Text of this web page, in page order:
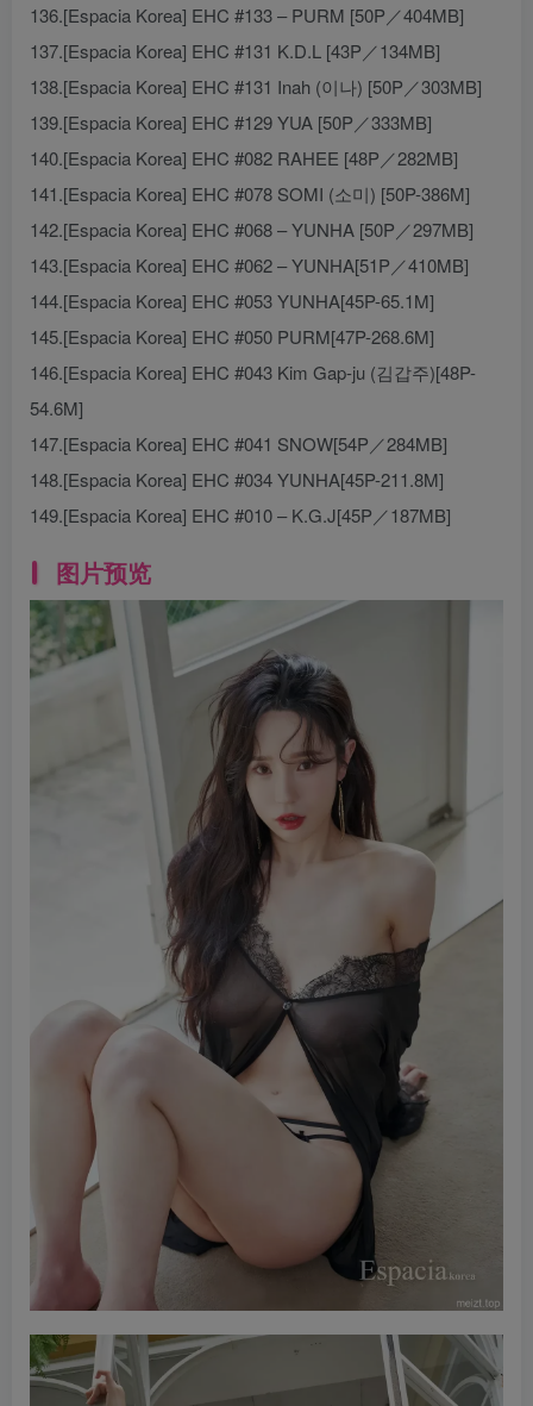
136.[Espacia Korea] EHC #133 – PURM [50P／404MB]
137.[Espacia Korea] EHC #131 K.D.L [43P／134MB]
138.[Espacia Korea] EHC #131 Inah (이나) [50P／303MB]
139.[Espacia Korea] EHC #129 YUA [50P／333MB]
140.[Espacia Korea] EHC #082 RAHEE [48P／282MB]
141.[Espacia Korea] EHC #078 SOMI (소미) [50P-386M]
142.[Espacia Korea] EHC #068 – YUNHA [50P／297MB]
143.[Espacia Korea] EHC #062 – YUNHA[51P／410MB]
144.[Espacia Korea] EHC #053 YUNHA[45P-65.1M]
145.[Espacia Korea] EHC #050 PURM[47P-268.6M]
146.[Espacia Korea] EHC #043 Kim Gap-ju (김갑주)[48P-
54.6M]
147.[Espacia Korea] EHC #041 SNOW[54P／284MB]
148.[Espacia Korea] EHC #034 YUNHA[45P-211.8M]
149.[Espacia Korea] EHC #010 – K.G.J[45P／187MB]
图片预览